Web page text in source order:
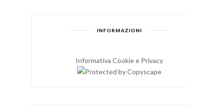
INFORMAZIONI
Informativa Cookie e Privacy